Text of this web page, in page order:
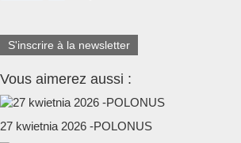
S'inscrire à la newsletter
Vous aimerez aussi :
27 kwietnia 2026 -POLONUS